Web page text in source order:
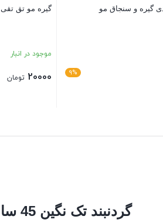
9%
گیره مو تق تقی 2 عددی رنگ مات
موجود در انبار
20000 تومان
گردنبند تک نگین 45 سانت زنانه